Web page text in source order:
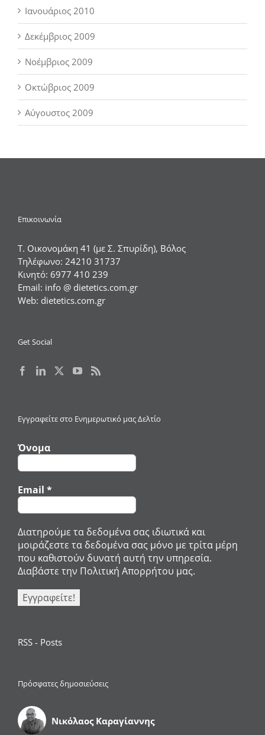
Ιανουάριος 2010
Δεκέμβριος 2009
Νοέμβριος 2009
Οκτώβριος 2009
Αύγουστος 2009
Επικοινωνία
Τ. Οικονομάκη 41 (με Σ. Σπυρίδη), Βόλος
Τηλέφωνο: 24210 31737
Κινητό: 6977 410 239
Email: info @ dietetics.com.gr
Web: dietetics.com.gr
Get Social
Εγγραφείτε στο Ενημερωτικό μας Δελτίο
Όνομα
Email *
Διατηρούμε τα δεδομένα σας ιδιωτικά και
μοιράζεστε τα δεδομένα σας μόνο με τρίτα μέρη
που καθιστούν δυνατή αυτή την υπηρεσία.
Διαβάστε την Πολιτική Απορρήτου μας.
RSS - Posts
Πρόσφατες δημοσιεύσεις
Νικόλαος Καραγίαννης